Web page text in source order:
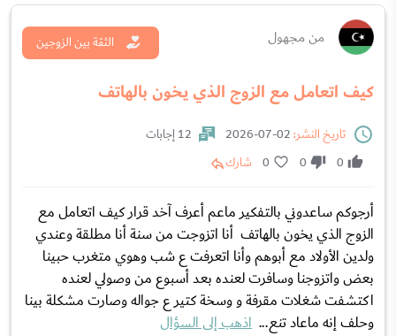
من مجهول
كيف اتعامل مع الزوج الذي يخون بالهاتف
الثقة بين الزوجين
تاريخ النشر:
12 إجابات
0
0
0 شارك
أرجوكم ساعدوني بالتفكير ماعم أعرف آخد قرار كيف اتعامل مع
الزوج الذي يخون بالهاتف أنا اتزوجت من سنة أنا مطلقة وعندي
ولدين الأولاد مع أبوهم وأنا اتعرفت ع شب وهوي متغرب حبينا
بعض واتزوجنا وسافرت لعنده بعد أسبوع من وصولي لعنده
اكتشفت شغلات مقرفة و وسخة كتير ع جواله وصارت مشكلة بينا
وحلف إنه ماعاد تنع... اذهب إلى السؤال